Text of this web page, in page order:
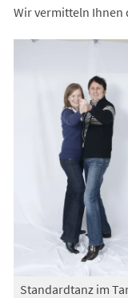
Wir vermitteln Ihnen
Standardtanz im